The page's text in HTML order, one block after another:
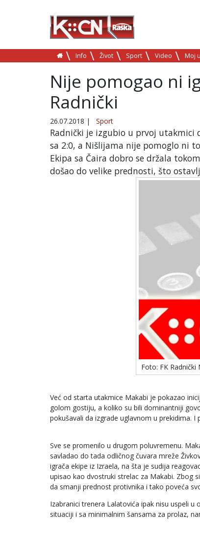
Info Život Sport Video Moj
Nije pomogao ni
Radnički
26.07.2018 | Sport
Radnički je izgubio u prvoj utakmici
sa 2:0, a Nišlijama nije pomoglo ni
Ekipa sa Čaira dobro se držala
došao do velike prednosti, što
Foto: FK Radnički
Već od starta utakmice Makabi je pokazao
golom gostiju, a koliko su bili dominantniji
pokušavali da izgrade uglavnom u prekidima.
Sve se promenilo u drugom poluvremenu.
savladao do tada odličnog čuvara mreže
igrača ekipe iz Izraela, na šta je sudija
upisao kao dvostruki strelac za Makabi. Zbog
da smanji prednost protivnika i tako poveća
Izabranici trenera Lalatovića ipak nisu uspeli
situaciji i sa minimalnim šansama za prolaz,